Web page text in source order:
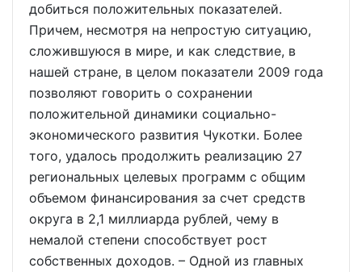
добиться положительных показателей.
Причем, несмотря на непростую ситуацию,
сложившуюся в мире, и как следствие, в
нашей стране, в целом показатели 2009 года
позволяют говорить о сохранении
положительной динамики социально-
экономического развития Чукотки. Более
того, удалось продолжить реализацию 27
региональных целевых программ с общим
объемом финансирования за счет средств
округа в 2,1 миллиарда рублей, чему в
немалой степени способствует рост
собственных доходов. – Одной из главных